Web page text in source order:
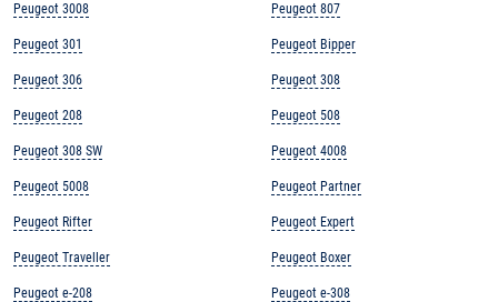
Peugeot 3008
Peugeot 301
Peugeot 306
Peugeot 208
Peugeot 308 SW
Peugeot 5008
Peugeot Rifter
Peugeot Traveller
Peugeot e-208
Peugeot 807
Peugeot Bipper
Peugeot 308
Peugeot 508
Peugeot 4008
Peugeot Partner
Peugeot Expert
Peugeot Boxer
Peugeot e-308